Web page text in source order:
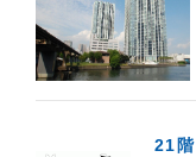
21階